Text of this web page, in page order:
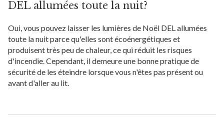
DEL allumées toute la nuit?
Oui, vous pouvez laisser les lumières de Noël DEL allumées
toute la nuit parce qu'elles sont écoénergétiques et
produisent très peu de chaleur, ce qui réduit les risques
d'incendie. Cependant, il demeure une bonne pratique de
sécurité de les éteindre lorsque vous n'êtes pas présent ou
avant d'aller au lit.